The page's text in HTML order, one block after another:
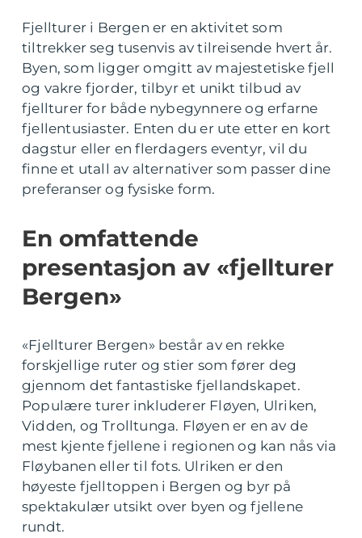
Fjellturer i Bergen er en aktivitet som
tiltrekker seg tusenvis av tilreisende hvert år.
Byen, som ligger omgitt av majestetiske fjell
og vakre fjorder, tilbyr et unikt tilbud av
fjellturer for både nybegynnere og erfarne
fjellentusiaster. Enten du er ute etter en kort
dagstur eller en flerdagers eventyr, vil du
finne et utall av alternativer som passer dine
preferanser og fysiske form.
En omfattende
presentasjon av «fjellturer
Bergen»
«Fjellturer Bergen» består av en rekke
forskjellige ruter og stier som fører deg
gjennom det fantastiske fjellandskapet.
Populære turer inkluderer Fløyen, Ulriken,
Vidden, og Trolltunga. Fløyen er en av de
mest kjente fjellene i regionen og kan nås via
Fløybanen eller til fots. Ulriken er den
høyeste fjelltoppen i Bergen og byr på
spektakulær utsikt over byen og fjellene
rundt.